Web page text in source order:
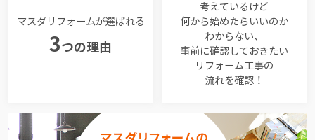
マスダリフォームが選ばれる
3つの理由
考えているけど
何から始めたらいいのか
わからない、
事前に確認しておきたい
リフォーム工事の
流れを確認！